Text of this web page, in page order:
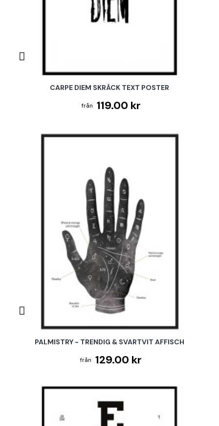
CARPE DIEM SKRÄCK TEXT POSTER
119.00 kr
PALMISTRY - TRENDIG & SVARTVIT AFFISCH
129.00 kr